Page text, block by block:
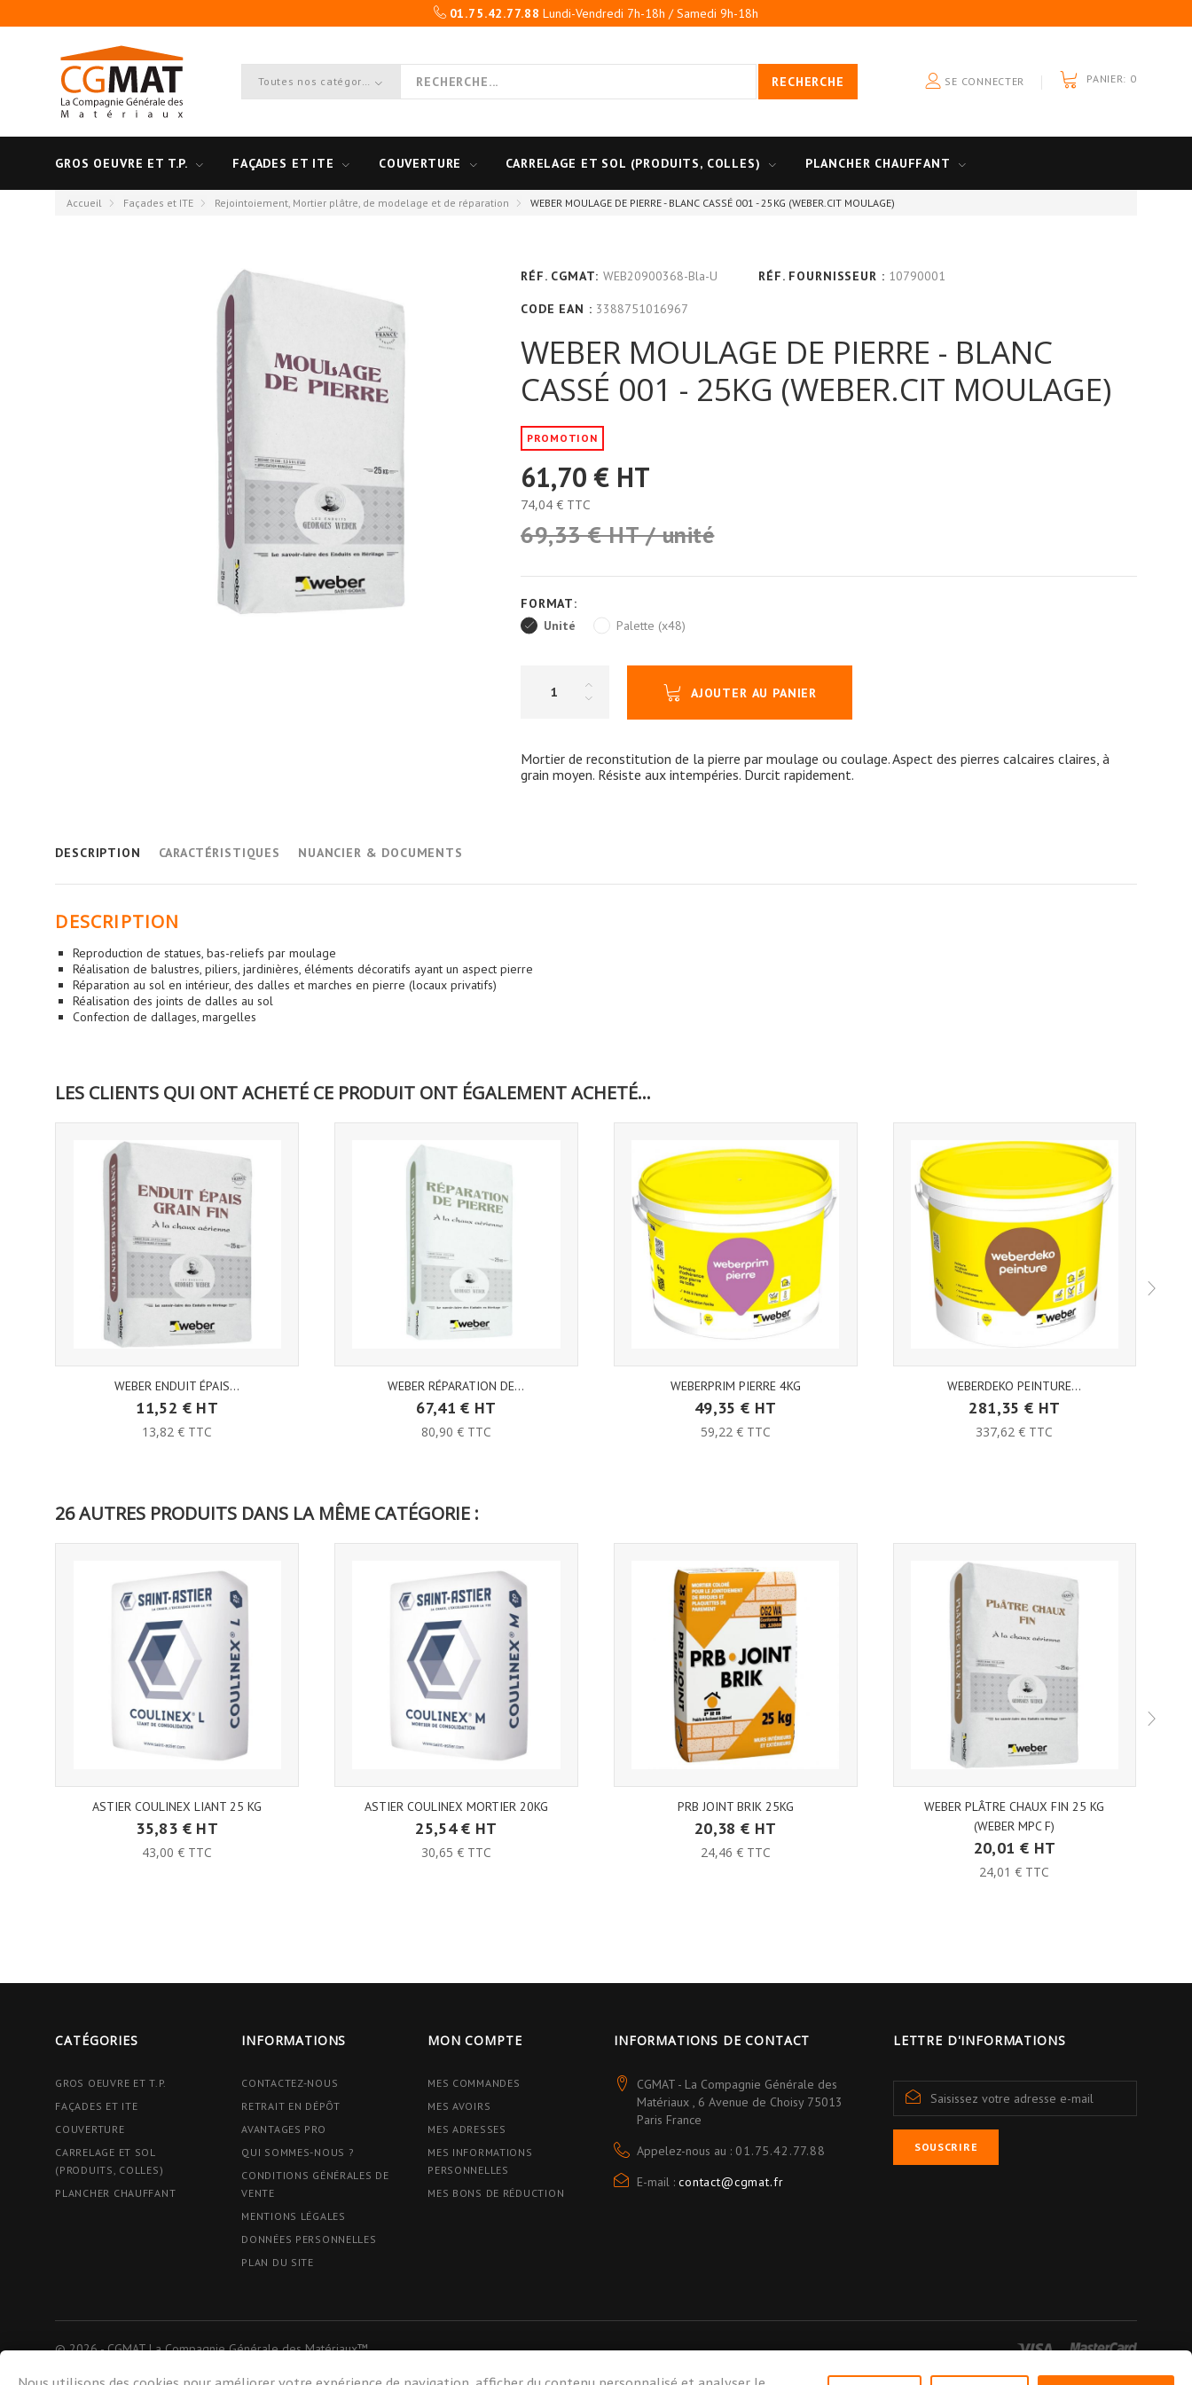
01.75.42.77.88 Lundi-Vendredi 7h-18h / Samedi 9h-18h
Toutes nos catégories RECHERCHE SE CONNECTER PANIER: 0
GROS OEUVRE ET T.P. FAÇADES ET ITE COUVERTURE CARRELAGE ET SOL (PRODUITS, COLLES) PLANCHER CHAUFFANT
Accueil Façades et ITE Rejointoiement, Mortier plâtre, de modelage et de réparation WEBER MOULAGE DE PIERRE - BLANC CASSÉ 001 - 25KG (WEBER.CIT MOULAGE)
RÉF. CGMAT: WEB20900368-Bla-U RÉF. FOURNISSEUR : 10790001
CODE EAN : 3388751016967
WEBER MOULAGE DE PIERRE - BLANC
CASSÉ 001 - 25KG (WEBER.CIT MOULAGE)
PROMOTION
61,70 € HT
74,04 € TTC
69,33 € HT / unité
FORMAT:
Unité
Palette (x48)
AJOUTER AU PANIER
Mortier de reconstitution de la pierre par moulage ou coulage. Aspect des pierres calcaires claires, à
grain moyen. Résiste aux intempéries. Durcit rapidement.
DESCRIPTION CARACTÉRISTIQUES NUANCIER & DOCUMENTS
DESCRIPTION
Reproduction de statues, bas-reliefs par moulage
Réalisation de balustres, piliers, jardinières, éléments décoratifs ayant un aspect pierre
Réparation au sol en intérieur, des dalles et marches en pierre (locaux privatifs)
Réalisation des joints de dalles au sol
Confection de dallages, margelles
LES CLIENTS QUI ONT ACHETÉ CE PRODUIT ONT ÉGALEMENT ACHETÉ...
WEBER ENDUIT ÉPAIS...
11,52 € HT
13,82 € TTC
WEBER RÉPARATION DE...
67,41 € HT
80,90 € TTC
WEBERPRIM PIERRE 4KG
49,35 € HT
59,22 € TTC
WEBERDEKO PEINTURE...
281,35 € HT
337,62 € TTC
26 AUTRES PRODUITS DANS LA MÊME CATÉGORIE :
ASTIER COULINEX LIANT 25 KG
35,83 € HT
43,00 € TTC
ASTIER COULINEX MORTIER 20KG
25,54 € HT
30,65 € TTC
PRB JOINT BRIK 25KG
20,38 € HT
24,46 € TTC
WEBER PLÂTRE CHAUX FIN 25 KG
(WEBER MPC F)
20,01 € HT
24,01 € TTC
CATÉGORIES
GROS OEUVRE ET T.P.
FAÇADES ET ITE
COUVERTURE
CARRELAGE ET SOL
(PRODUITS, COLLES)
PLANCHER CHAUFFANT
INFORMATIONS
CONTACTEZ-NOUS
RETRAIT EN DÉPÔT
AVANTAGES PRO
QUI SOMMES-NOUS ?
CONDITIONS GÉNÉRALES DE
VENTE
MENTIONS LÉGALES
DONNÉES PERSONNELLES
PLAN DU SITE
MON COMPTE
MES COMMANDES
MES AVOIRS
MES ADRESSES
MES INFORMATIONS
PERSONNELLES
MES BONS DE RÉDUCTION
INFORMATIONS DE CONTACT
CGMAT - La Compagnie Générale des
Matériaux , 6 Avenue de Choisy 75013
Paris France
Appelez-nous au : 01.75.42.77.88
E-mail : contact@cgmat.fr
LETTRE D'INFORMATIONS
SOUSCRIRE
© 2026 - CGMAT La Compagnie Générale des Matériaux™